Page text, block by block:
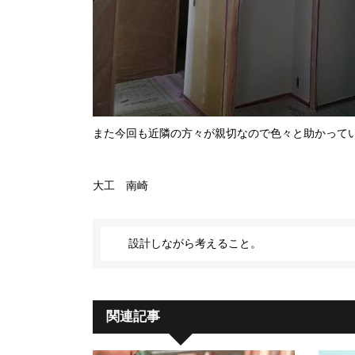
また今回も近隣の方々が親切なので色々と助かって
大工 南崎
設計しながら考えること。
関連記事